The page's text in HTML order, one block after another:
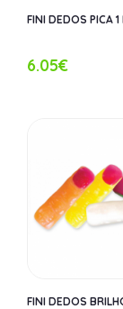
FINI DEDOS PICA 1
6.05€
FINI DEDOS